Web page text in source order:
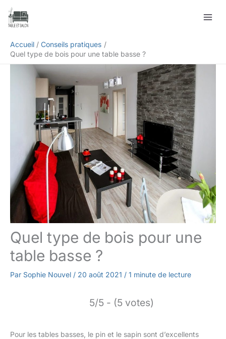
Aller
Accueil
Conseils pratiques
Quel type de bois pour une table basse ?
Quel type de bois pour une
table basse ?
Par Sophie Nouvel / 20 août 2021 / 1 minute de lecture
5/5 - (5 votes)
Pour les tables basses, le pin et le sapin sont d’excellents
Rechercher